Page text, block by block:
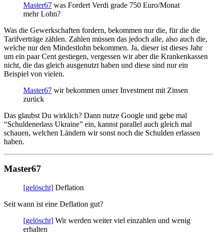
Master67 was Fordert Verdi grade 750 Euro/Monat
mehr Lohn?
Was die Gewerkschaften fordern, bekommen nur die, für die die
Tarifverträge zählen. Zahlen müssen das jedoch alle, also auch die,
welche nur den Mindestlohn bekommen. Ja, dieser ist dieses Jahr
um ein paar Cent gestiegen, vergessen wir aber die Krankenkassen
nicht, die das gleich ausgenutzt haben und diese sind nur ein
Beispiel von vielen.
Master67 wir bekommen unser Investment mit Zinsen
zurück
Das glaubst Du wirklich? Dann nutze Google und gebe mal
“Schuldenerlass Ukraine” ein, kannst parallel auch gleich mal
schauen, welchen Ländern wir sonst noch die Schulden erlassen
haben.
Master67
[gelöscht] Deflation
Seit wann ist eine Deflation gut?
[gelöscht] Wir werden weiter viel einzahlen und wenig
erhalten